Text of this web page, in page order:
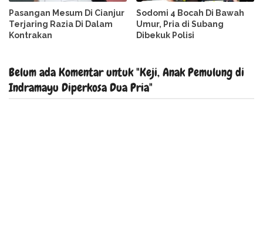
Pasangan Mesum Di Cianjur
Terjaring Razia Di Dalam
Kontrakan
Sodomi 4 Bocah Di Bawah
Umur, Pria di Subang
Dibekuk Polisi
Belum ada Komentar untuk "Keji, Anak Pemulung di
Indramayu Diperkosa Dua Pria"